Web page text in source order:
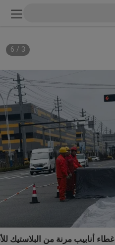
3
/
6
غطاء أنابيب مرنة من البلاستيك